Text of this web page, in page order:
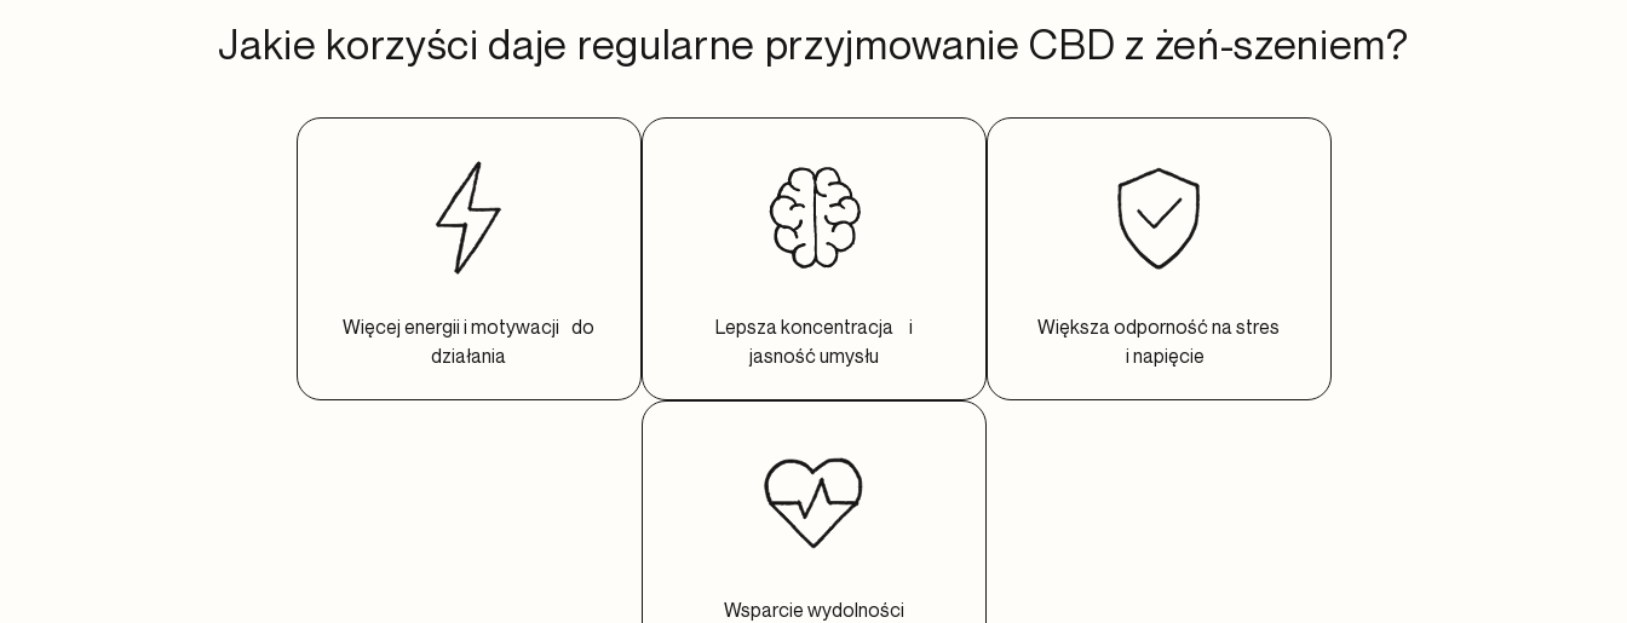
Jakie korzyści daje regularne przyjmowanie CBD z żeń-szeniem?
Więcej energii i motywacji do
działania
Lepsza koncentracja i
jasność umysłu
Większa odporność na stres
i napięcie
Wsparcie wydolności